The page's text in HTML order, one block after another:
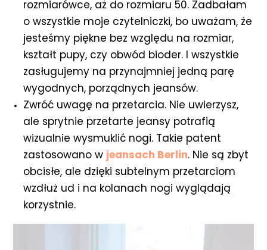
rozmiarówce, aż do rozmiaru 50. Zadbałam
o wszystkie moje czytelniczki, bo uważam, że
jesteśmy piękne bez względu na rozmiar,
kształt pupy, czy obwód bioder. I wszystkie
zasługujemy na przynajmniej jedną parę
wygodnych, porządnych jeansów.
Zwróć uwagę na przetarcia. Nie uwierzysz,
ale sprytnie przetarte jeansy potrafią
wizualnie wysmuklić nogi. Takie patent
zastosowano w jeansach Berlin. Nie są zbyt
obcisłe, ale dzięki subtelnym przetarciom
wzdłuż ud i na kolanach nogi wyglądają
korzystnie.